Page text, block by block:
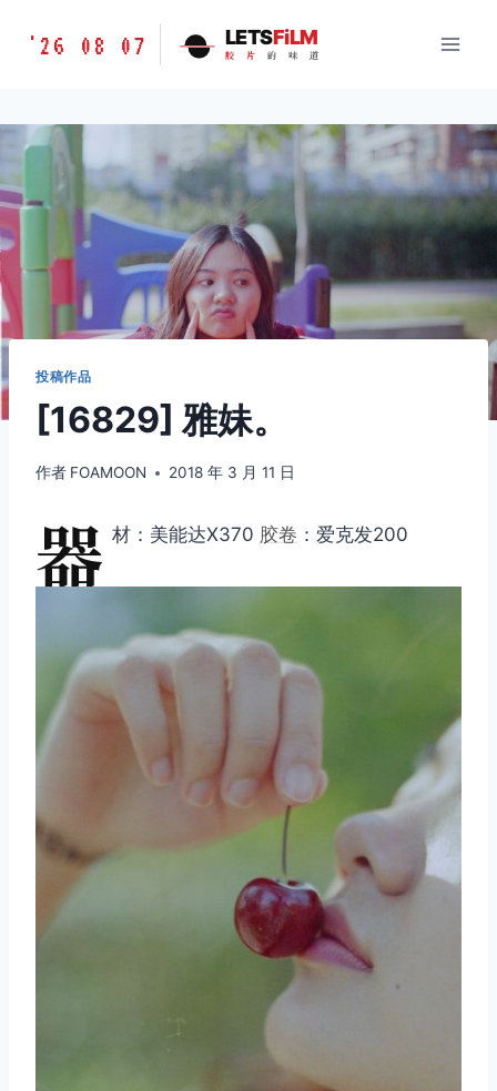
胶
味
道
LETSFILM
'26 08 07 LETSFiLM
胶 片 的 味 道
投稿作品
[16829] 雅妹。
作者 FOAMOON 2018 年 3 月 11 日
器 材：美能达X370 胶卷 ：爱克发200